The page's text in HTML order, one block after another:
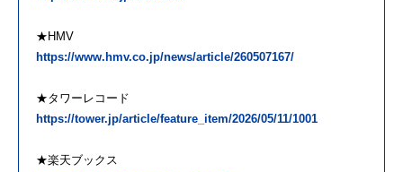
★HMV
https://www.hmv.co.jp/news/article/260507167/
★タワーレコード
https://tower.jp/article/feature_item/2026/05/11/1001
★楽天ブックス